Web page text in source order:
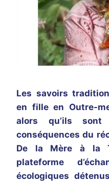
Les savoirs
en fille en Outre-
alors qu’ils sont
conséquences du
De la Mère à la
plateforme
écologiques